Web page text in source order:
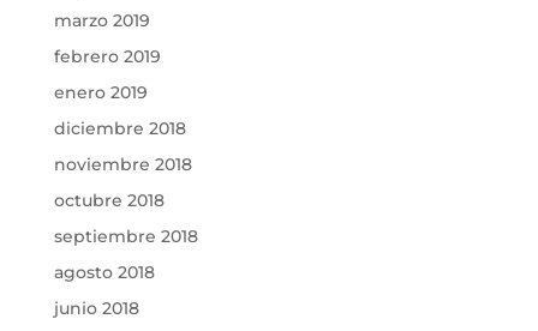
marzo 2019
febrero 2019
enero 2019
diciembre 2018
noviembre 2018
octubre 2018
septiembre 2018
agosto 2018
junio 2018